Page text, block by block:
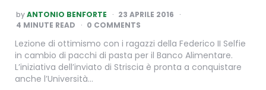
POSTED
BY
byANTONIO BENFORTE
23 APRILE 2016
4 MINUTE READ 0 COMMENTS
Lezione di ottimismo con i ragazzi della Federico II Selfie
in cambio di pacchi di pasta per il Banco Alimentare.
L’iniziativa dell’inviato di Striscia è pronta a conquistare
anche l’Università…